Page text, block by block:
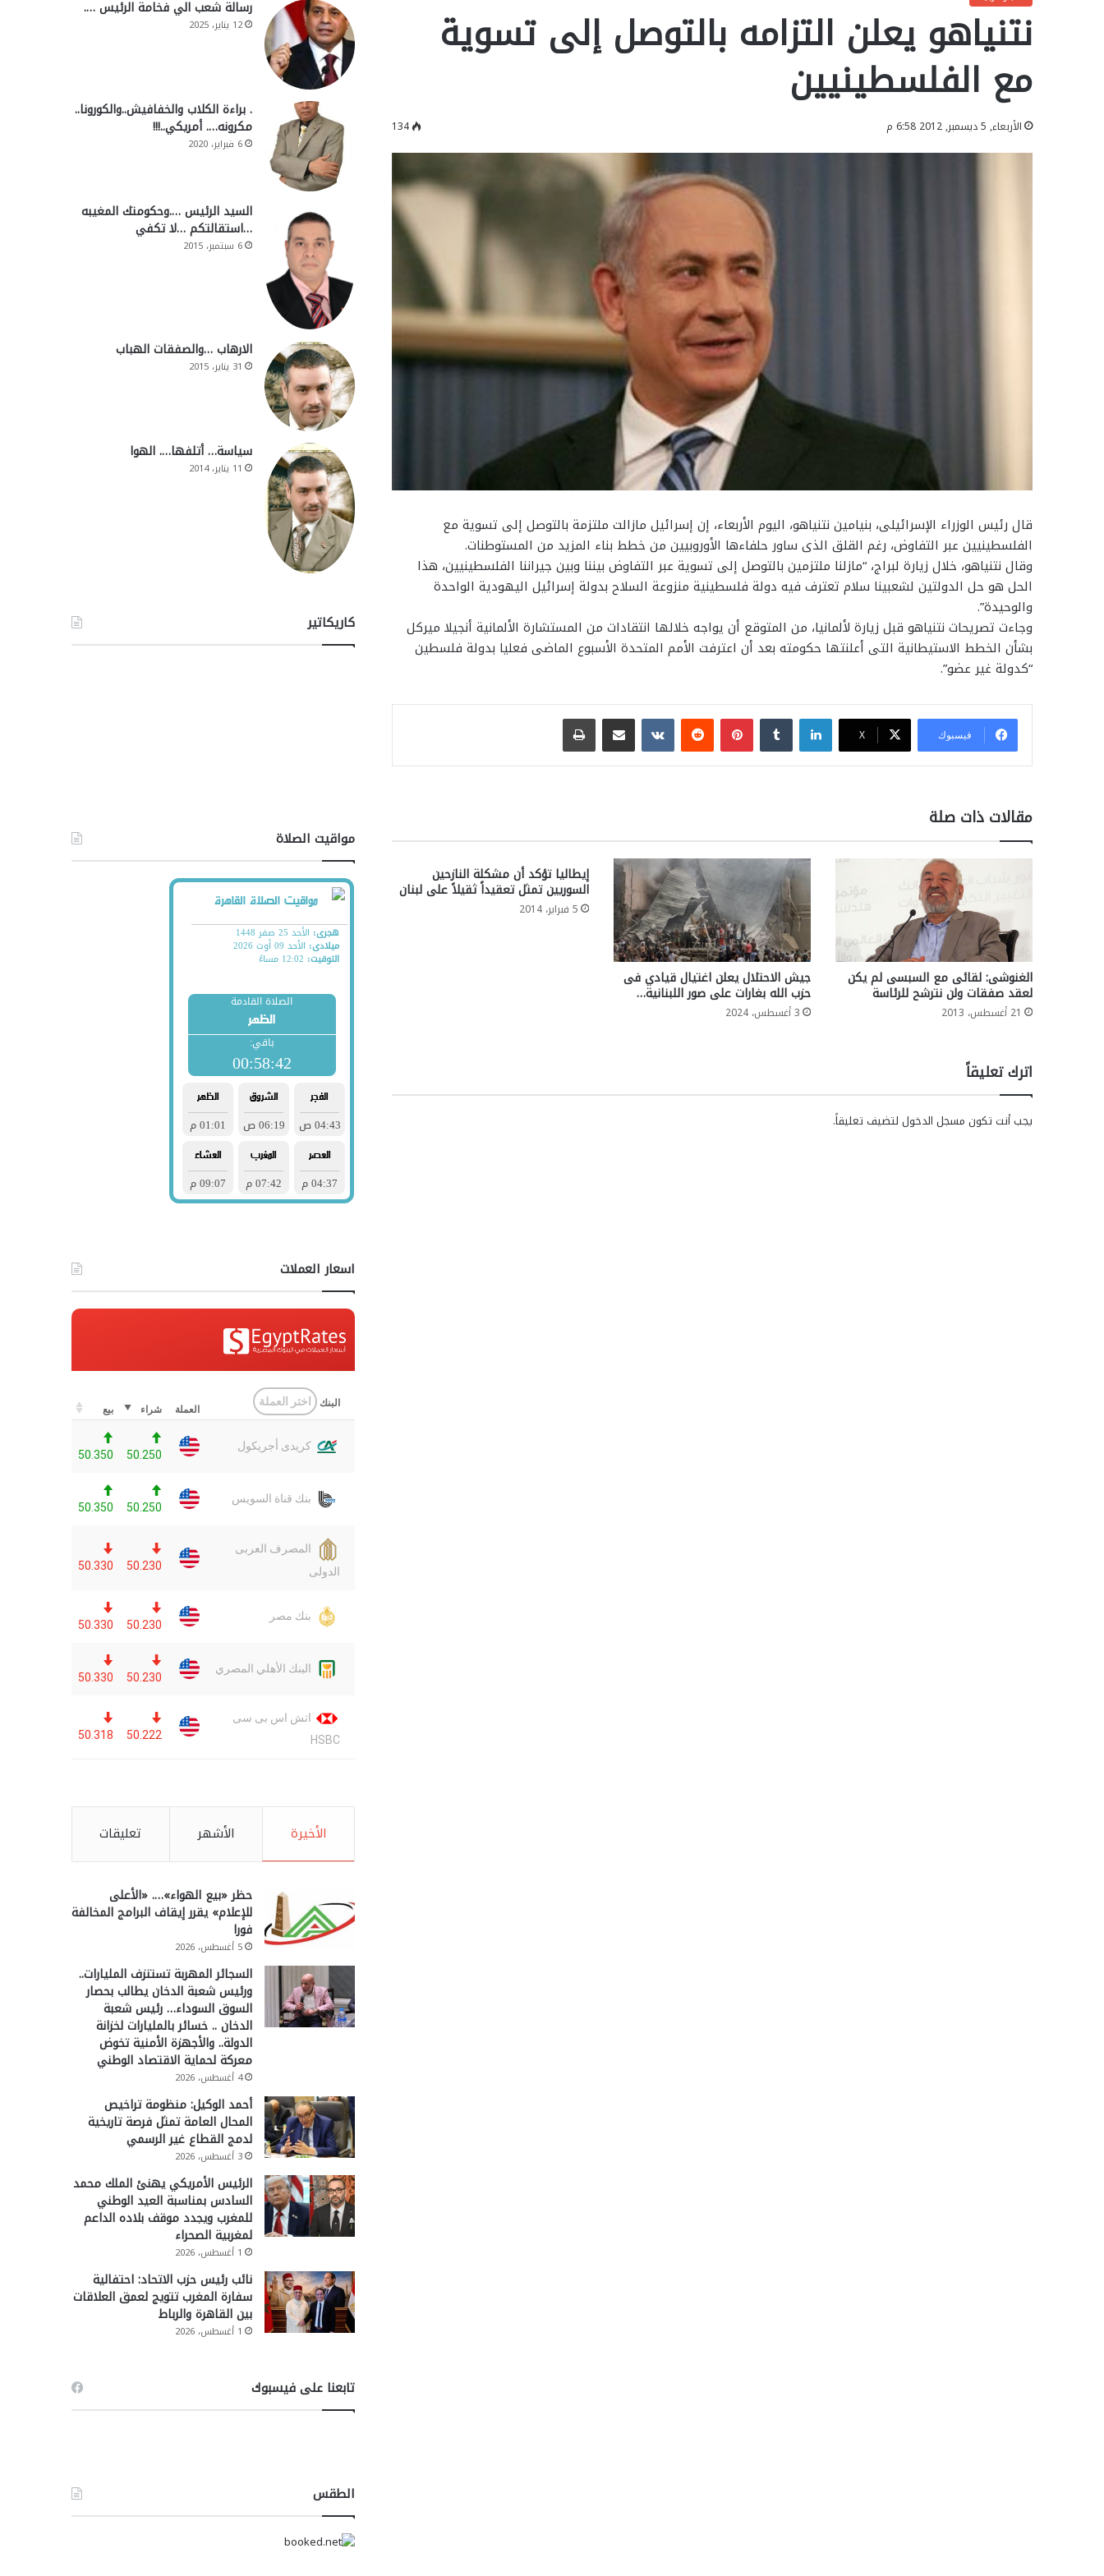
نتنياهو يعلن التزامه بالتوصل إلى تسوية
مع الفلسطينيين
الأربعاء, 5 ديسمبر, 2012 6:58 م 134
قال رئيس الوزراء الإسرائيلى، بنيامين نتنياهو، اليوم الأربعاء، إن إسرائيل مازالت ملتزمة بالتوصل إلى تسوية مع
الفلسطينيين عبر التفاوض، رغم القلق الذى ساور حلفاءها الأوروبيين من خطط بناء المزيد من المستوطنات.
وقال نتنياهو، خلال زيارة لبراج، “مازلنا ملتزمين بالتوصل إلى تسوية عبر التفاوض بيننا وبين جيراننا الفلسطينيين، هذا
الحل هو حل الدولتين لشعبينا سلام تعترف فيه دولة فلسطينية منزوعة السلاح بدولة إسرائيل اليهودية الواحدة
والوحيدة”.
وجاءت تصريحات نتنياهو قبل زيارة لألمانيا، من المتوقع أن يواجه خلالها انتقادات من المستشارة الألمانية أنجيلا ميركل
بشأن الخطط الاستيطانية التى أعلنتها حكومته بعد أن اعترفت الأمم المتحدة الأسبوع الماضى فعليا بدولة فلسطين
“كدولة غير عضو”.
فيسبوك ‫X
لينكدإن بينتيريست مشاركة عبر البريد طباعة
مقالات ذات صلة
الغنوشى: لقائى مع السبسى لم يكن
لعقد صفقات ولن نترشح للرئاسة
21 أغسطس، 2013
جيش الاحتلال يعلن اغتيال قيادي فى
حزب الله بغارات على صور اللبنانية…
3 أغسطس، 2024
إيطاليا تؤكد أن مشكلة النازحين
السوريين تمثل تعقيداً ثقيلاً على لبنان
5 فبراير، 2014
اترك تعليقاً
يجب أنت تكون مسجل الدخول لتضيف تعليقاً.
رسالة شعب الي فخامة الرئيس ….
12 يناير، 2025
. براءة الكلاب والخفافيش..والكورونا..
مكرونه…. أمريكي..!!!
6 فبراير، 2020
السيد الرئيس ….وحكومتك المغيبه
…استقالتكم …لا تكفي
6 سبتمبر، 2015
الارهاب …والصفقات الهباب
31 يناير، 2015
سياسة… أتلفها…. الهوا
11 يناير، 2014
كاريكاتير
مواقيت الصلاة
اسعار العملات
الأخيرة الأشهر تعليقات
حظر «بيع الهواء»…. «الأعلى
للإعلام» يقرر إيقاف البرامج المخالفة
فورا
5 أغسطس، 2026
السجائر المهربة تستنزف المليارات..
ورئيس شعبة الدخان يطالب بحصار
السوق السوداء… رئيس شعبة
الدخان .. خسائر بالمليارات لخزانة
الدولة.. والأجهزة الأمنية تخوض
معركة لحماية الاقتصاد الوطني
4 أغسطس، 2026
أحمد الوكيل: منظومة تراخيص
المحال العامة تمثل فرصة تاريخية
لدمج القطاع غير الرسمي
3 أغسطس، 2026
الرئيس الأمريكي يهنئ الملك محمد
السادس بمناسبة العيد الوطني
للمغرب ويجدد موقف بلاده الداعم
لمغربية الصحراء
1 أغسطس، 2026
نائب رئيس حزب الاتحاد: احتفالية
سفارة المغرب تتويج لعمق العلاقات
بين القاهرة والرباط
1 أغسطس، 2026
تابعنا على فيسبوك
الطقس